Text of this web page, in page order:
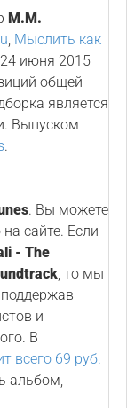
M.M.
, Мыслить как
24 июня 2015
общей
является
Выпуском
.
. Вы можете
сайте. Если
- The
, то мы
поддержав
и
В
всего 69 руб.
альбом,